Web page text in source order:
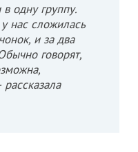
одну группу.
нас сложилась
и за два
говорят,